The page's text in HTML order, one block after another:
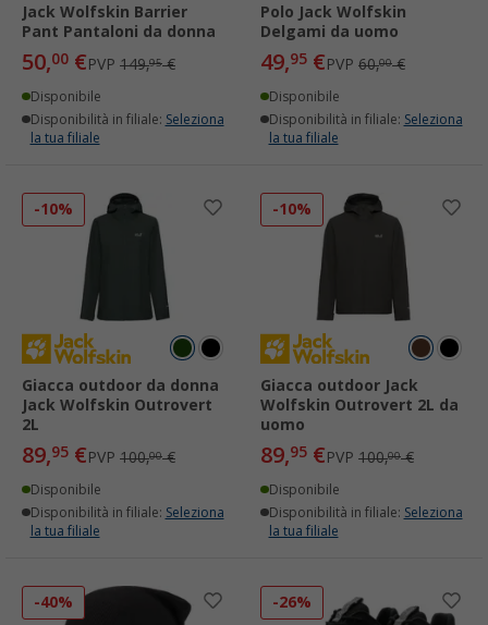
Jack Wolfskin Barrier
Pant Pantaloni da donna
50,00 €PVP 149,95€
Disponibile
Disponibilità in filiale: Seleziona
la tua filiale
Polo Jack Wolfskin
Delgami da uomo
49,95 €PVP 60,00€
Disponibile
Disponibilità in filiale: Seleziona
la tua filiale
-10%
Giacca outdoor da donna
Jack Wolfskin Outrovert
2L
89,95 €PVP 100,00€
Disponibile
Disponibilità in filiale: Seleziona
la tua filiale
-10%
Giacca outdoor Jack
Wolfskin Outrovert 2L da
uomo
89,95 €PVP 100,00€
Disponibile
Disponibilità in filiale: Seleziona
la tua filiale
-40% -26%